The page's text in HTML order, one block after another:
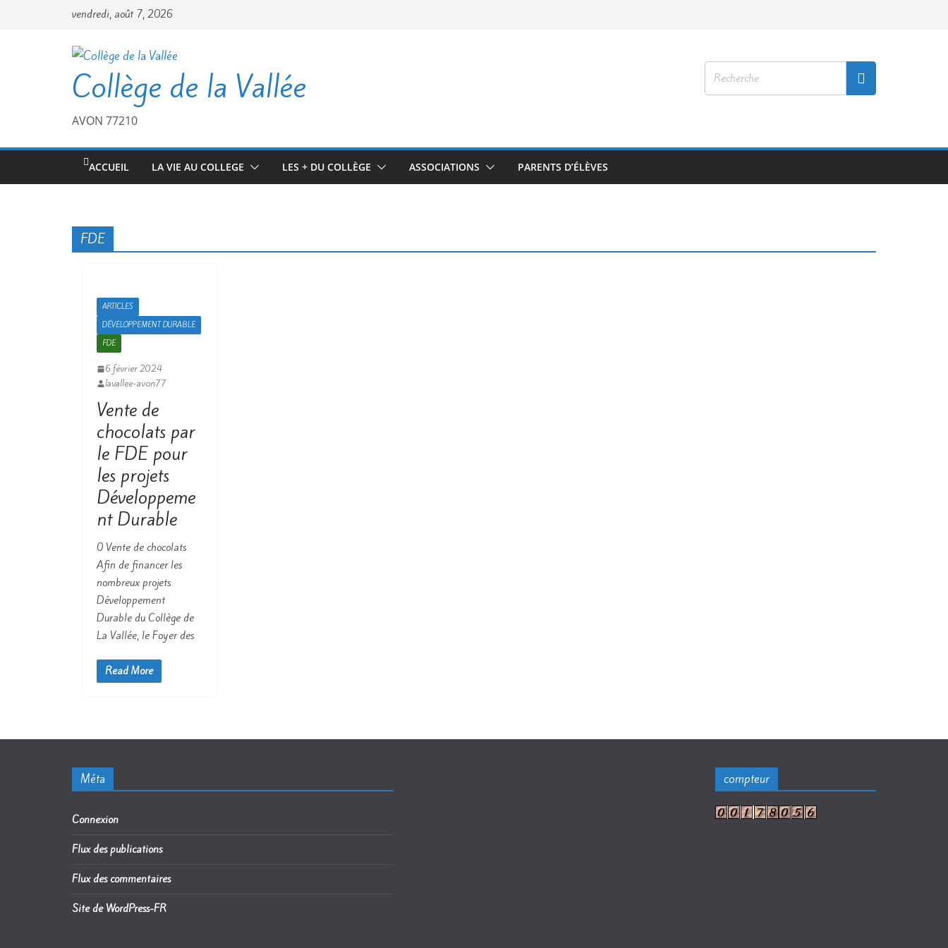
vendredi, août 7, 2026
Collège de la Vallée
AVON 77210
ACCUEIL LA VIE AU COLLEGE LES + DU COLLÈGE ASSOCIATIONS PARENTS D’ÉLÈVES
FDE
ARTICLES
DÉVELOPPEMENT DURABLE
FDE
6 février 2024
lavallee-avon77
Vente de
chocolats par
le FDE pour
les projets
Développeme
nt Durable
0 Vente de chocolats
Afin de financer les
nombreux projets
Développement
Durable du Collège de
La Vallée, le Foyer des
Read More
Méta
Connexion
Flux des publications
Flux des commentaires
Site de WordPress-FR
compteur